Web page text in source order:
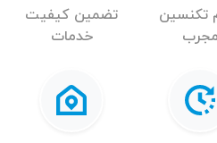
تکنسین
مجرب
تضمین کیفیت
خدمات